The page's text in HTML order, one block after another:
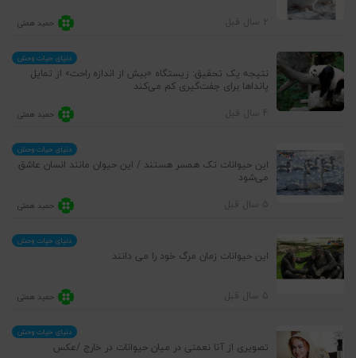
حمید همتی
دنیای حیات وحش
نتیجه یک تحقیق: زیستگاه «بیش از اندازه راحت» از تمایل
پانداها برای جفت‌گیری کم می‌کند
حمید همتی
دنیای حیات وحش
این حیوانات تک همسر هستند / این حیوان مانند انسان عاشق
می‌شود
حمید همتی
دنیای حیات وحش
این حیوانات زمان مرگ خود را می دانند
حمید همتی
دنیای حیات وحش
تصویری از آنا نعمتی در میان حیوانات در خارج /عکس